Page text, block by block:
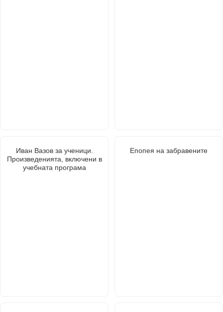
Иван Вазов за ученици.
Произведенията, включени в
учебната програма
Епопея на забравените